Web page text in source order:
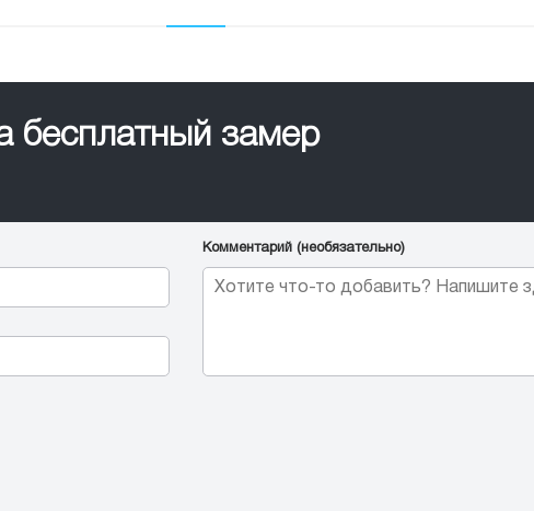
бесплатный замер
Комментарий (необязательно)